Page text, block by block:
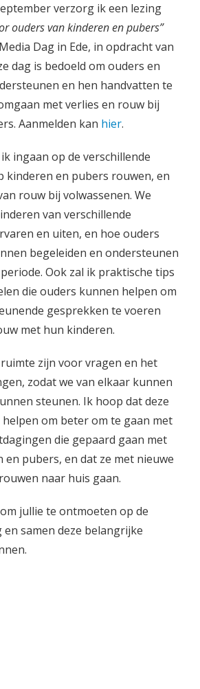
verzorg ik een lezing
ouders van kinderen en pubers”
Dag in Ede, in opdracht van
dag is bedoeld om ouders en
en hen handvatten te
met verlies en rouw bij
Aanmelden kan hier.
ingaan op de verschillende
kinderen en pubers rouwen, en
rouw bij volwassenen. We
van verschillende
en uiten, en hoe ouders
begeleiden en ondersteunen
Ook zal ik praktische tips
die ouders kunnen helpen om
gesprekken te voeren
met hun kinderen.
zijn voor vragen en het
zodat we van elkaar kunnen
steunen. Ik hoop dat deze
om beter om te gaan met
die gepaard gaan met
pubers, en dat ze met nieuwe
naar huis gaan.
jullie te ontmoeten op de
en samen deze belangrijke